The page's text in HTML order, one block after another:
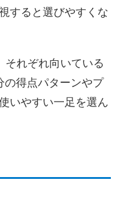
すると選びやすくな
それぞれ向いている
の得点パターンやプ
いやすい一足を選ん